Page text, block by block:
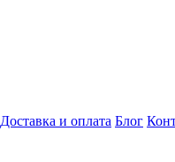
Доставка и оплата Блог